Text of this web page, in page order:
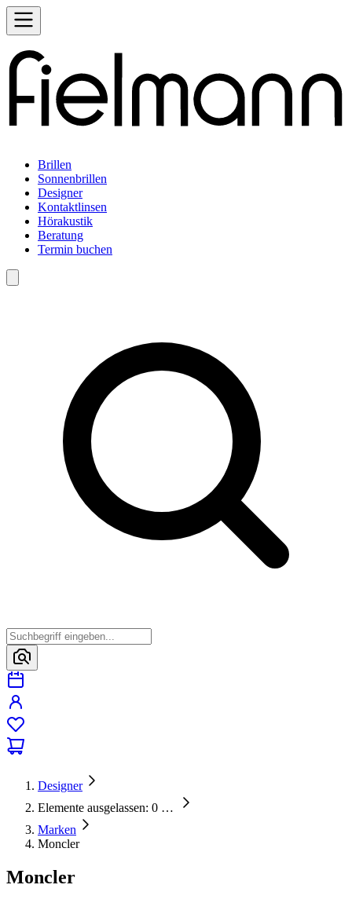
Brillen
Sonnenbrillen
Designer
Kontaktlinsen
Hörakustik
Beratung
Termin buchen
Designer
Elemente ausgelassen: 0 …
Marken
Moncler
Moncler